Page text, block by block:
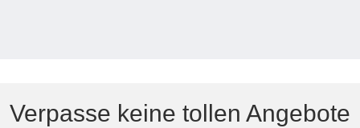
Verpasse keine tollen Angebote
Sideboards